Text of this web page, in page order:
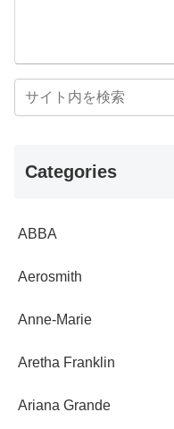
Categories
ABBA
Aerosmith
Anne-Marie
Aretha Franklin
Ariana Grande